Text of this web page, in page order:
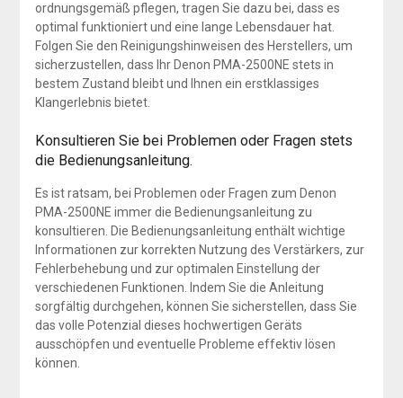
ordnungsgemäß pflegen, tragen Sie dazu bei, dass es
optimal funktioniert und eine lange Lebensdauer hat.
Folgen Sie den Reinigungshinweisen des Herstellers, um
sicherzustellen, dass Ihr Denon PMA-2500NE stets in
bestem Zustand bleibt und Ihnen ein erstklassiges
Klangerlebnis bietet.
Konsultieren Sie bei Problemen oder Fragen stets
die Bedienungsanleitung.
Es ist ratsam, bei Problemen oder Fragen zum Denon
PMA-2500NE immer die Bedienungsanleitung zu
konsultieren. Die Bedienungsanleitung enthält wichtige
Informationen zur korrekten Nutzung des Verstärkers, zur
Fehlerbehebung und zur optimalen Einstellung der
verschiedenen Funktionen. Indem Sie die Anleitung
sorgfältig durchgehen, können Sie sicherstellen, dass Sie
das volle Potenzial dieses hochwertigen Geräts
ausschöpfen und eventuelle Probleme effektiv lösen
können.